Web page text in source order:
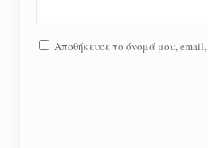
Αποθήκευσε το όνομά μου,